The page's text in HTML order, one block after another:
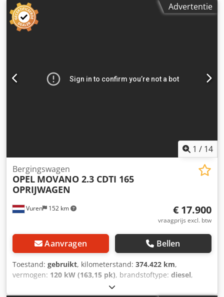
Advertentie
1 / 14
Vuren 152 km
Bergingswagen
OPEL MOVANO 2.3 CDTI 165
OPRIJWAGEN
€ 17.900
vraagprijs excl. btw
Aanvragen Bellen
Toestand: gebruikt, kilometerstand: 374.422 km,
vermogen: 120 kW (163,15 pk), brandstoftype: diesel,
mechanisch